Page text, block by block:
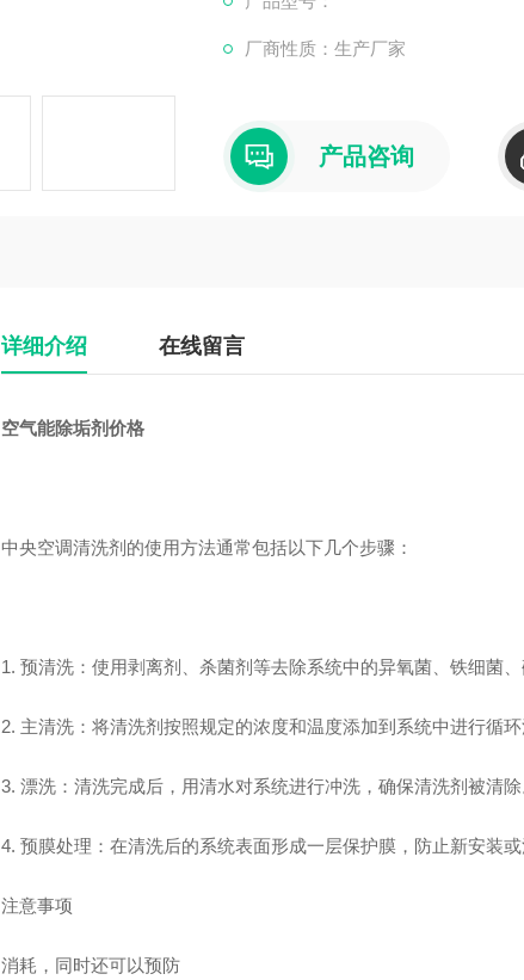
3. 漂洗：清洗完成后，用清水对系统
厂商性质：生产厂家
产品咨询
详细介绍 在线留言
空气能除垢剂价格
中央空调清洗剂的使用方法通常包括以下几个步骤：
1. 预清洗：使用剥离剂、杀菌剂等去除系统中的异氧菌、铁细菌
2. 主清洗：将清洗剂按照规定的浓度和温度添加到系统中进行循环
3. 漂洗：清洗完成后，用清水对系统进行冲洗，确保清洗剂被清除
4. 预膜处理：在清洗后的系统表面形成一层保护膜，防止新安装
注意事项
消耗，同时还可以预防